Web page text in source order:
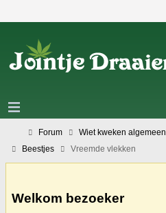
Forum Wiet kweken algemeen
Beestjes
Vreemde vlekken
Welkom bezoeker